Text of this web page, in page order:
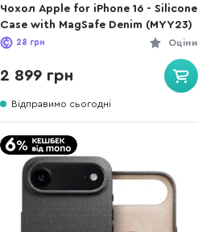
Чохол Apple for iPhone 16 - Silicone
Case with MagSafe Denim (MYY23)
Оціни
28 грн
2 899 грн
Відправимо сьогодні